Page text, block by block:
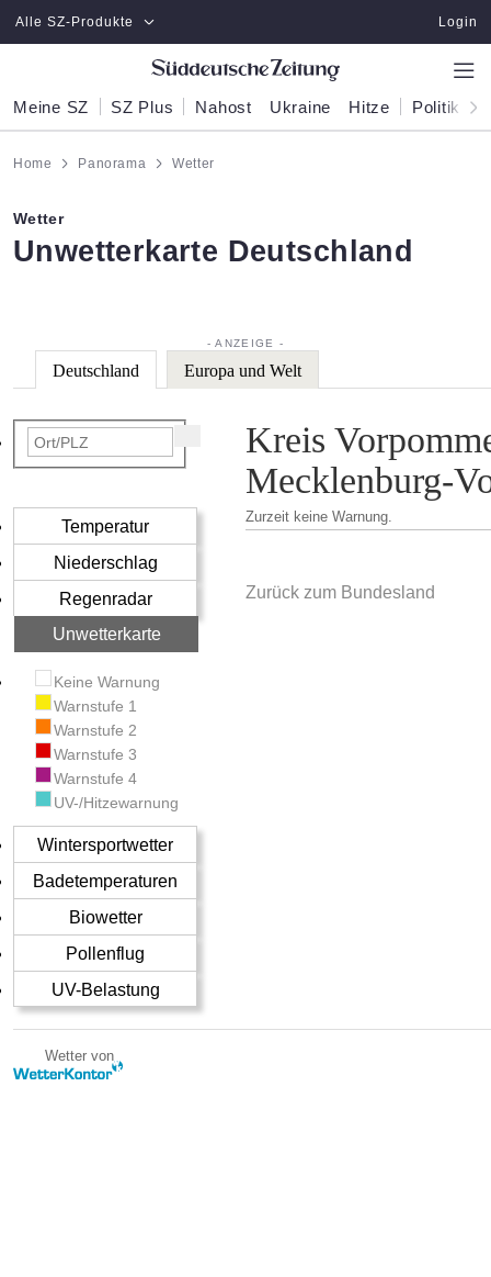
Zum Hauptinhalt springen
Alle SZ-Produkte Login
Meine SZ SZ Plus Nahost Ukraine Hitze Politik
Home Panorama Wetter
Wetter
:
Unwetterkarte Deutschland
Deutschland Europa und Welt
Temperatur
Niederschlag
Regenradar
Unwetterkarte
Keine Warnung
Warnstufe 1
Warnstufe 2
Warnstufe 3
Warnstufe 4
UV-/Hitzewarnung
Wintersportwetter
Badetemperaturen
Biowetter
Pollenflug
UV-Belastung
Kreis
Mecklenburg-
Zurzeit keine Warnung.
Zurück zum Bundesland
Wetter von